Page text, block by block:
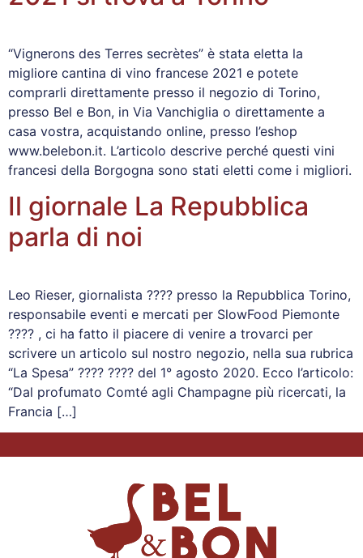
“Vignerons des Terres secrètes” è stata eletta la
migliore cantina di vino francese 2021 e potete
comprarli direttamente presso il negozio di Torino,
presso Bel e Bon, in Via Vanchiglia o direttamente a
casa vostra, acquistando online, presso l’eshop
www.belebon.it. L’articolo descrive perché questi vini
francesi della Borgogna sono stati eletti come i migliori.
Il giornale La Repubblica
parla di noi
Leo Rieser, giornalista ???? presso la Repubblica Torino,
responsabile eventi e mercati per SlowFood Piemonte
???? , ci ha fatto il piacere di venire a trovarci per
scrivere un articolo sul nostro negozio, nella sua rubrica
“La Spesa” ???? ???? del 1° agosto 2020. Ecco l’articolo:
“Dal profumato Comté agli Champagne più ricercati, la
Francia […]